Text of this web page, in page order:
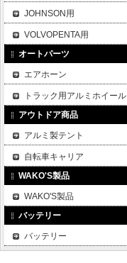
JOHNSON用
VOLVOPENTA用
オートパーツ
エアホーン
トラック用アルミホイール
アウトドア商品
アルミ製テント
自転車キャリア
WAKO'S製品
WAKO'S製品
バッテリー
バッテリー